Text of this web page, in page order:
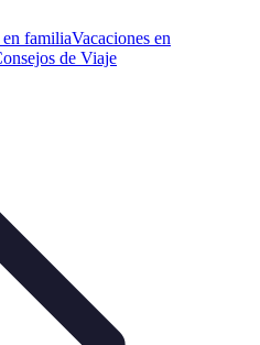
en familiaVacaciones en
de Viaje